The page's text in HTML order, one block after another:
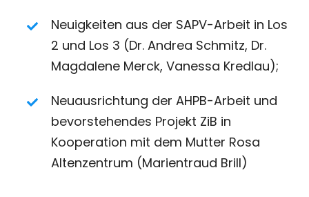
Neuigkeiten aus der SAPV-Arbeit in Los
2 und Los 3 (Dr. Andrea Schmitz, Dr.
Magdalene Merck, Vanessa Kredlau);
Neuausrichtung der AHPB-Arbeit und
bevorstehendes Projekt ZiB in
Kooperation mit dem Mutter Rosa
Altenzentrum (Marientraud Brill)